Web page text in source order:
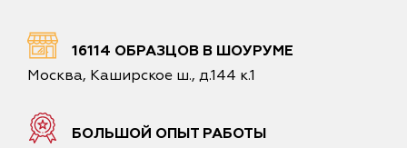
16114 ОБРАЗЦОВ В ШОУРУМЕ
Москва, Каширское ш., д.144 к.1
БОЛЬШОЙ ОПЫТ РАБОТЫ